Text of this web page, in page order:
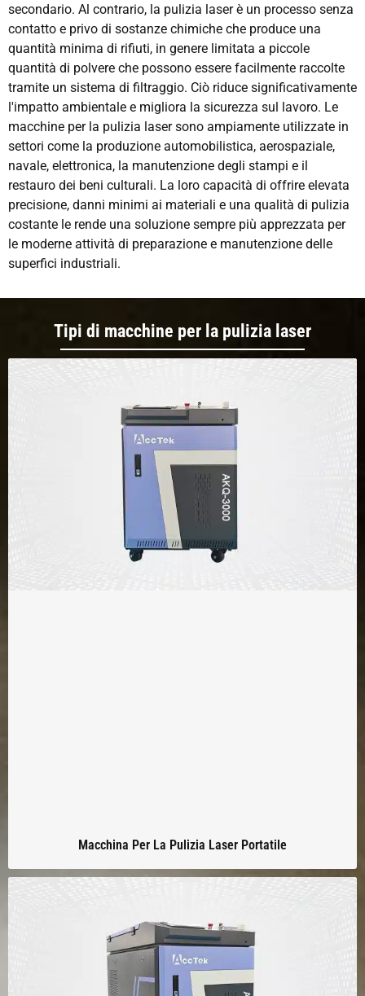
secondario. Al contrario, la pulizia laser è un processo senza
contatto e privo di sostanze chimiche che produce una
quantità minima di rifiuti, in genere limitata a piccole
quantità di polvere che possono essere facilmente raccolte
tramite un sistema di filtraggio. Ciò riduce significativamente
l'impatto ambientale e migliora la sicurezza sul lavoro. Le
macchine per la pulizia laser sono ampiamente utilizzate in
settori come la produzione automobilistica, aerospaziale,
navale, elettronica, la manutenzione degli stampi e il
restauro dei beni culturali. La loro capacità di offrire elevata
precisione, danni minimi ai materiali e una qualità di pulizia
costante le rende una soluzione sempre più apprezzata per
le moderne attività di preparazione e manutenzione delle
superfici industriali.
Tipi di macchine per la pulizia laser
Macchina Per La Pulizia Laser Portatile